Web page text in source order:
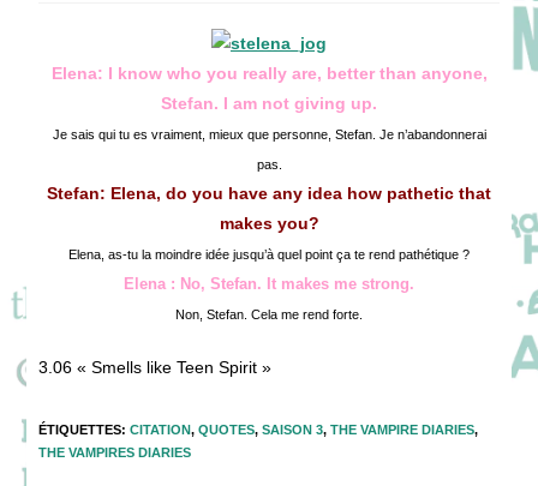
Elena: I know who you really are, better than anyone,
Stefan. I am not giving up.
Je sais qui tu es vraiment, mieux que personne, Stefan. Je n’abandonnerai
pas.
Stefan: Elena, do you have any idea how pathetic that
makes you?
Elena, as-tu la moindre idée jusqu’à quel point ça te rend pathétique ?
Elena : No, Stefan. It makes me strong.
Non, Stefan. Cela me rend forte.
3.06 « Smells like Teen Spirit »
ÉTIQUETTES:CITATION, QUOTES, SAISON 3, THE VAMPIRE DIARIES,
THE VAMPIRES DIARIES